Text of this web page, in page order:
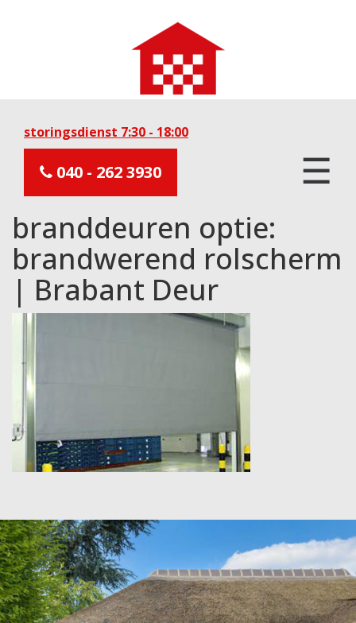
storingsdienst 7:30 - 18:00
040 - 262 3930 ☰
branddeuren optie:
brandwerend rolscherm
| Brabant Deur